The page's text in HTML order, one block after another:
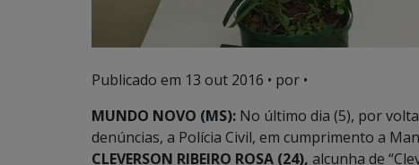
Publicado em 13 out 2016 • por •
MUNDO NOVO (MS): No último dia (5), por
denúncias, a Polícia Civil, em cumprimento a
CLEVERSON RIBEIRO ROSA (24), alcunha de